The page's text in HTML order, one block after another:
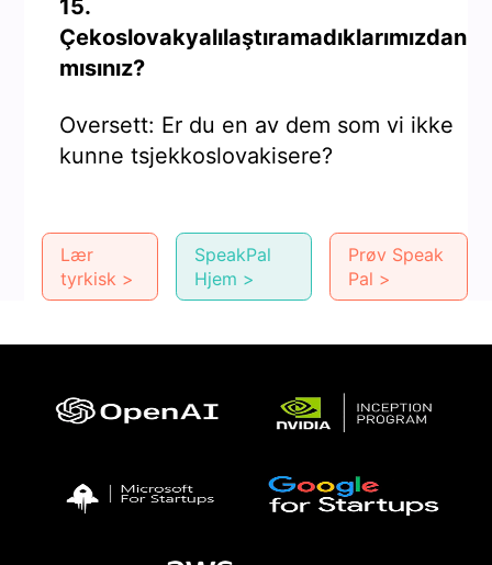
15.
Çekoslovakyalılaştıramadıklarımızdan
mısınız?
Oversett: Er du en av dem som vi ikke
kunne tsjekkoslovakisere?
Lær
tyrkisk >
SpeakPal
Hjem >
Prøv Speak
Pal >